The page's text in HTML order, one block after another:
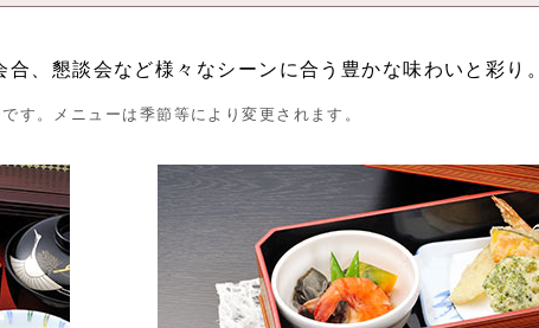
、懇談会など様々なシーンに合う豊かな味わいと彩り。
す。メニューは季節等により変更されます。